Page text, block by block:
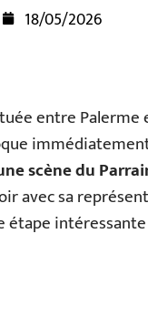
18/05/2026
entre
scène du
avec sa
étape